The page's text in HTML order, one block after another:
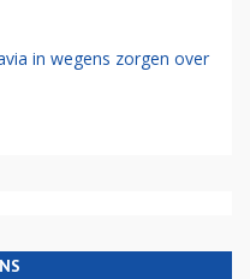
in wegens zorgen over